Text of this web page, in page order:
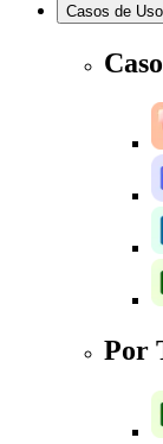
Casos de Uso
Por